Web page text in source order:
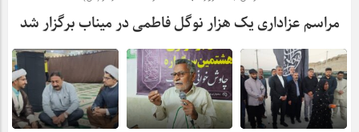
مراسم عزاداری یک هزار نوگل فاطمی در میناب برگزار شد